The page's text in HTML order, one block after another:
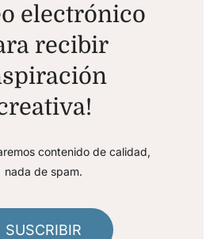
electrónico
recibir
contenido de calidad,
nada de spam.
SUSCRIBIR